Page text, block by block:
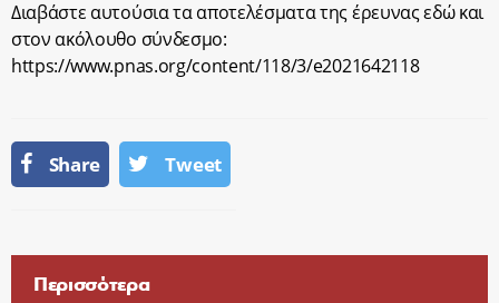
Διαβάστε αυτούσια τα αποτελέσματα της έρευνας εδώ και
στον ακόλουθο σύνδεσμο:
https://www.pnas.org/content/118/3/e2021642118
Share Tweet
Περισσότερα